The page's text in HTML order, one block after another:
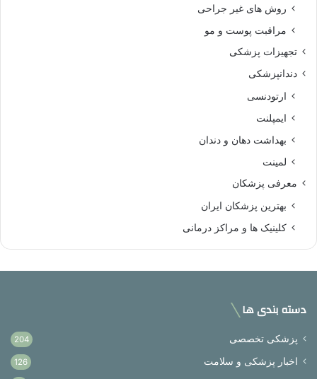
روش های غیر جراحی
مراقبت پوست و مو
تجهیزات پزشکی
دندانپزشکی
ارتودنسی
ایمپلنت
بهداشت دهان و دندان
لمینت
معرفی پزشکان
بهترین پزشکان ایران
کلینیک ها و مراکز درمانی
دسته بندی ها
پزشکی تخصصی 204
اخبار پزشکی و سلامت 126